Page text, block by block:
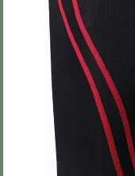
1,150円
1,150円
1,150円
1,150円
1,150円